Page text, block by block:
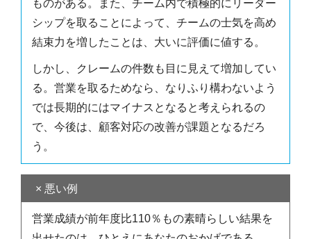
ものがある。また、チーム内で積極的にリーダー
シップを取ることによって、チームの士気を高め
結束力を増したことは、大いに評価に値する。
しかし、クレームの件数も目に見えて増加してい
る。営業を取るためなら、なりふり構わないよう
では長期的にはマイナスとなると考えられるの
で、今後は、顧客対応の改善が課題となるだろ
う。
× 悪い例
営業成績が前年度比110％もの素晴らしい結果を